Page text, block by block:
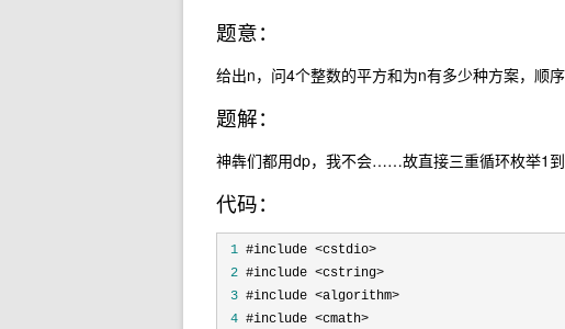
题意：
给出n，问4个整数的平方和为n有多少种方案，顺
题解：
神犇们都用dp，我不会……故直接三重循环枚举1
代码：
1
2
3
4